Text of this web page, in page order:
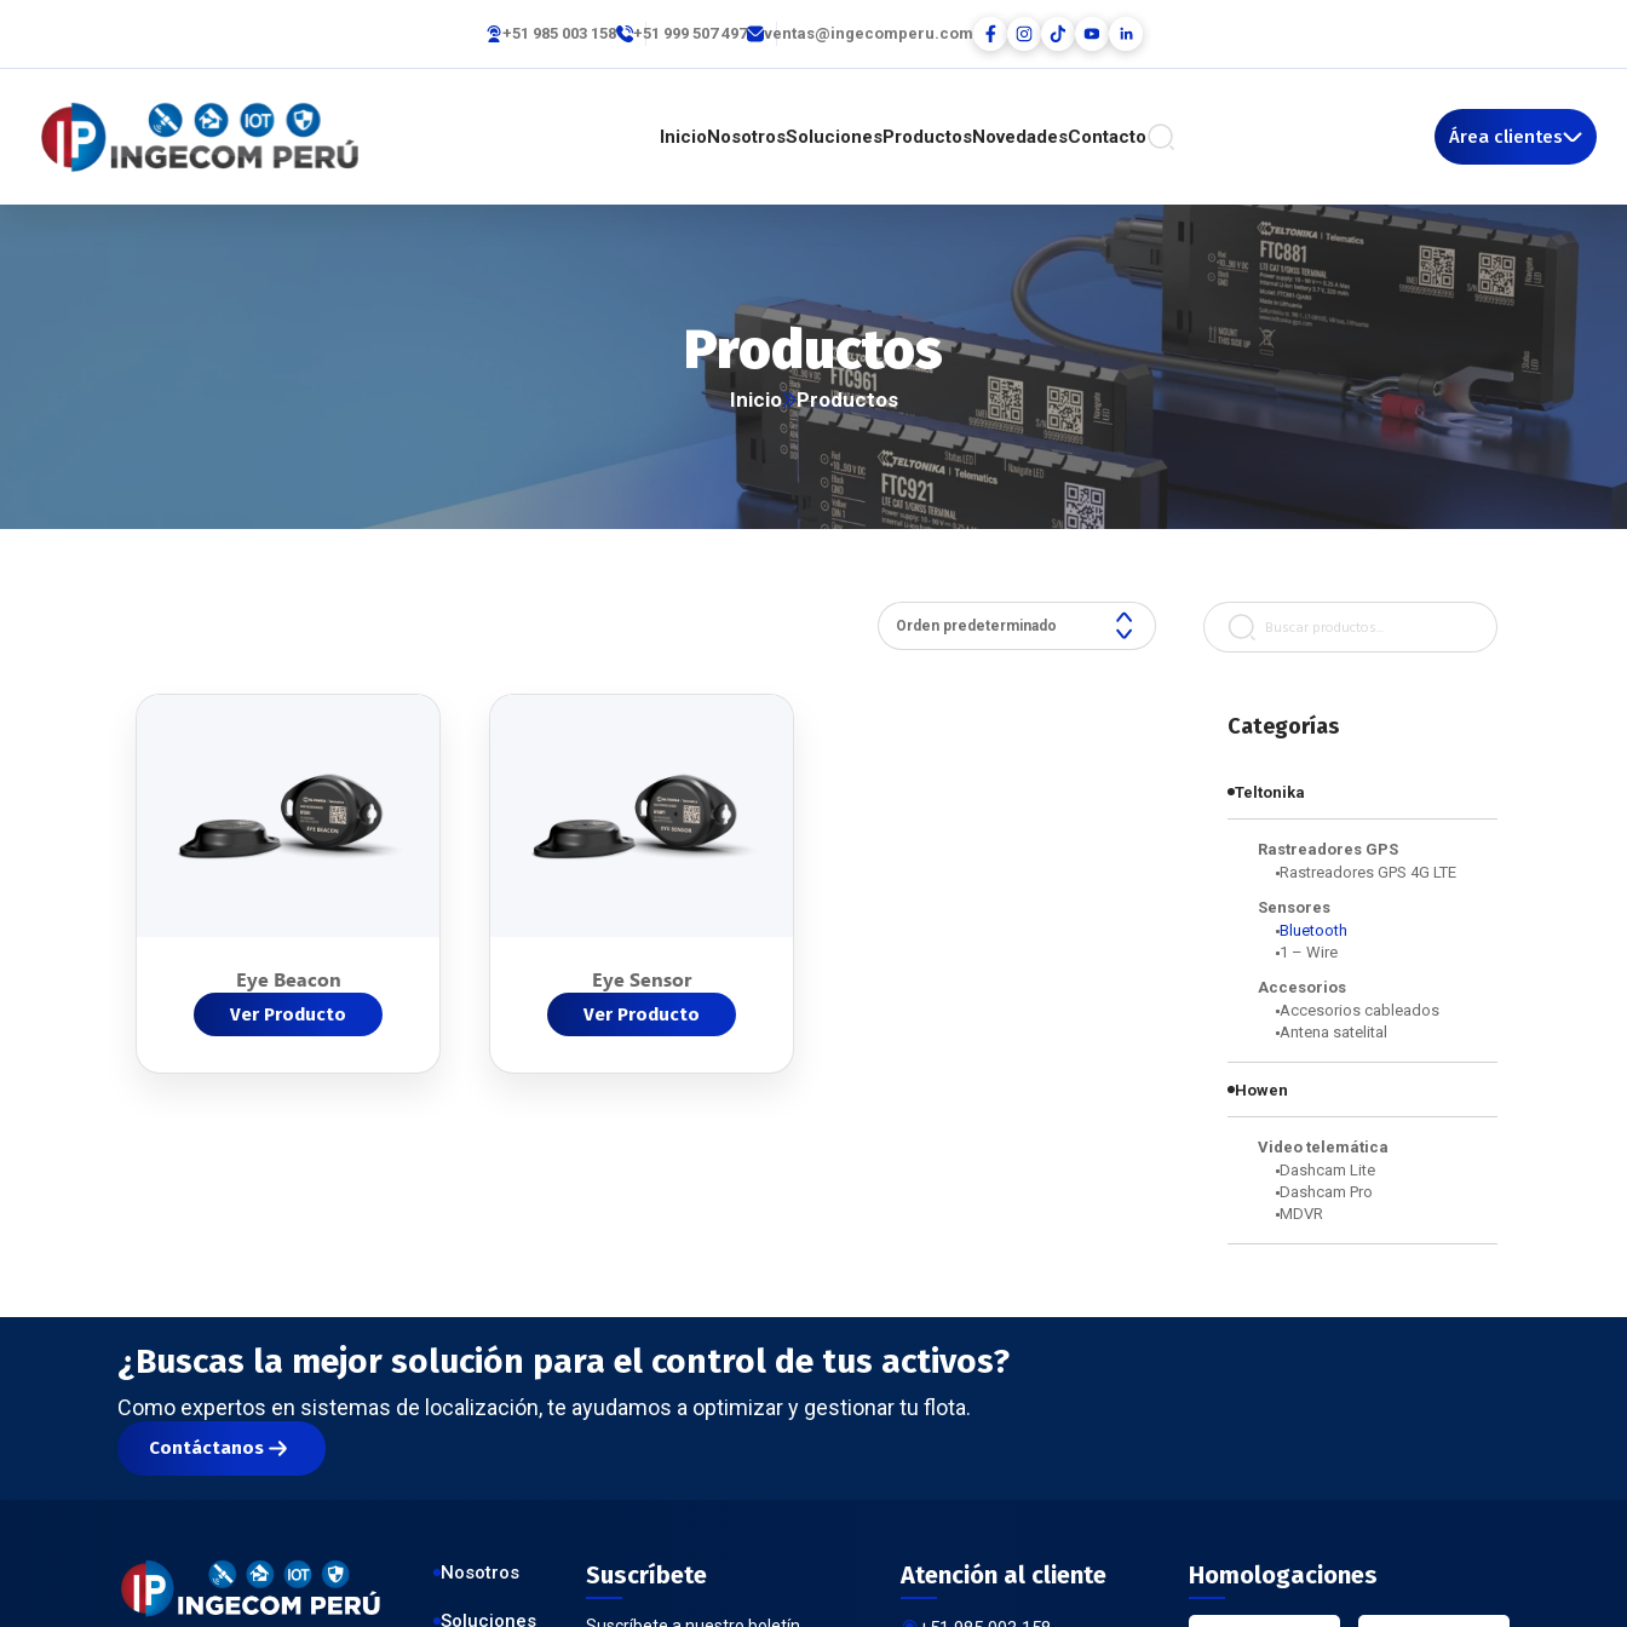
+51 985 003 158 +51 999 507 497 ventas@ingecomperu.com
InicioNosotrosSolucionesProductosNovedadesContacto Área clientes
Productos
Inicio Productos
Eye Beacon
Ver Producto
Eye Sensor
Ver Producto
Buscar
Categorías
Teltonika
Rastreadores GPS
Rastreadores GPS 4G LTE
Sensores
Bluetooth
1 – Wire
Accesorios
Accesorios cableados
Antena satelital
Howen
Video telemática
Dashcam Lite
Dashcam Pro
MDVR
¿Buscas la mejor solución para el control de tus activos?
Como expertos en sistemas de localización, te ayudamos a optimizar y gestionar tu flota.
Contáctanos
Nosotros
Soluciones
Suscríbete Atención al cliente Homologaciones